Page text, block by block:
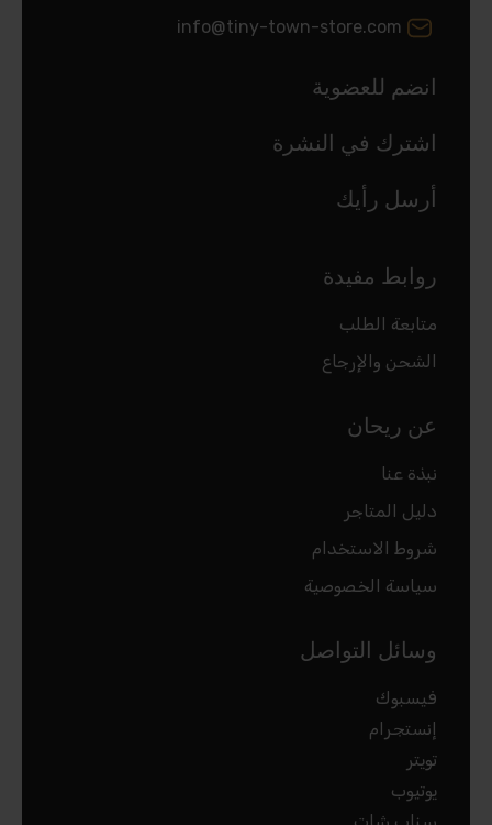
info@tiny-town-store.com
انضم للعضوية
اشترك في النشرة
أرسل رأيك
روابط مفيدة
متابعة الطلب
الشحن والإرجاع
عن ريحان
نبذة عنا
دليل المتاجر
شروط الاستخدام
سياسة الخصوصية
وسائل التواصل
فيسبوك
إنستجرام
تويتر
يوتيوب
سناب شات